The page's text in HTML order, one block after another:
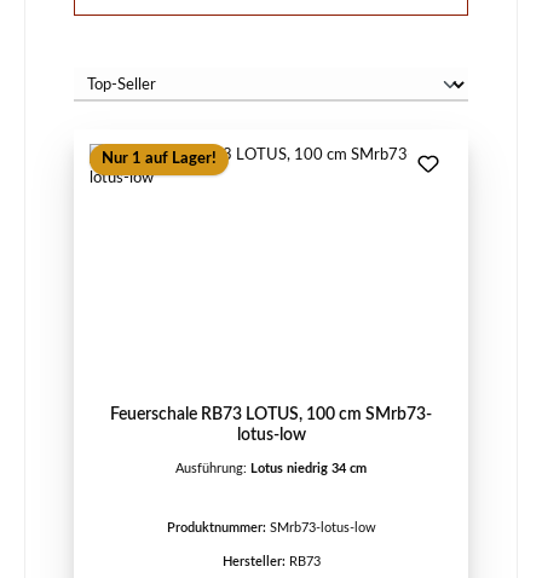
Nur 1 auf Lager!
Feuerschale RB73 LOTUS, 100 cm SMrb73-
lotus-low
Ausführung: Lotus niedrig 34 cm
Produktnummer: SMrb73-lotus-low
Hersteller: RB73